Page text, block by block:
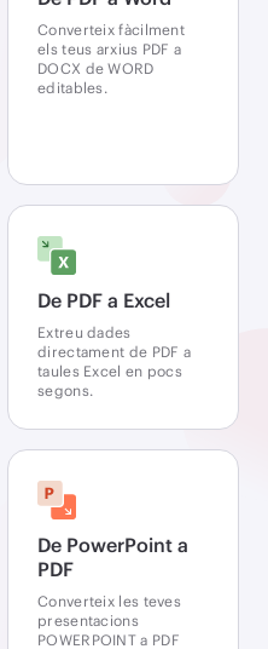
Converteix fàcilment
els teus arxius PDF a
DOCX de WORD
editables.
De PDF a Excel
Extreu dades
directament de PDF a
taules Excel en pocs
segons.
De PowerPoint a
PDF
Converteix les teves
presentacions
POWERPOINT a PDF